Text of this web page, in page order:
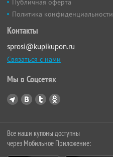
Публичная оферта
Политика конфиденциальности
Контакты
sprosi@kupikupon.ru
Связаться с нами
Мы в Соцсетях
Все наши купоны доступны
через Мобильное Приложение: